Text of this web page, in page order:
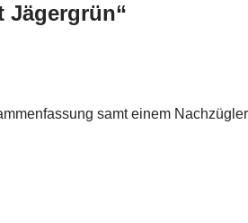
Jägergrün“
samt einem Nachzügler